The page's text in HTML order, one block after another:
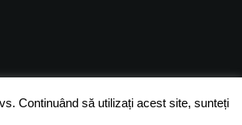
Continuând să utilizați acest site, sunteți